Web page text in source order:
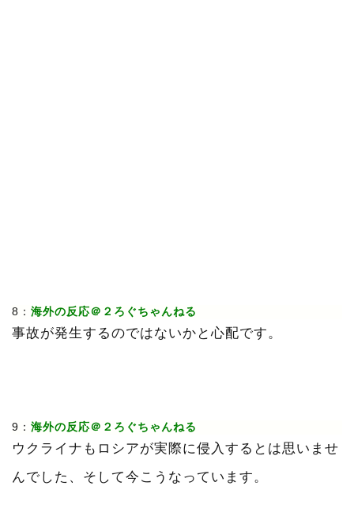
8： 海外の反応＠２ろぐちゃんねる
事故が発生するのではないかと心配です。
9： 海外の反応＠２ろぐちゃんねる
ウクライナもロシアが実際に侵入するとは思いませ
んでした、そして今こうなっています。